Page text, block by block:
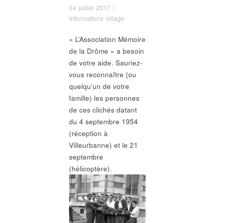
24 juillet 2017/
Informations village
« L’Association Mémoire
de la Drôme » a besoin
de votre aide. Sauriez-
vous reconnaître (ou
quelqu’un de votre
famille) les personnes
de ces clichés datant
du 4 septembre 1954
(réception à
Villeurbanne) et le 21
septembre
(hélicoptère).